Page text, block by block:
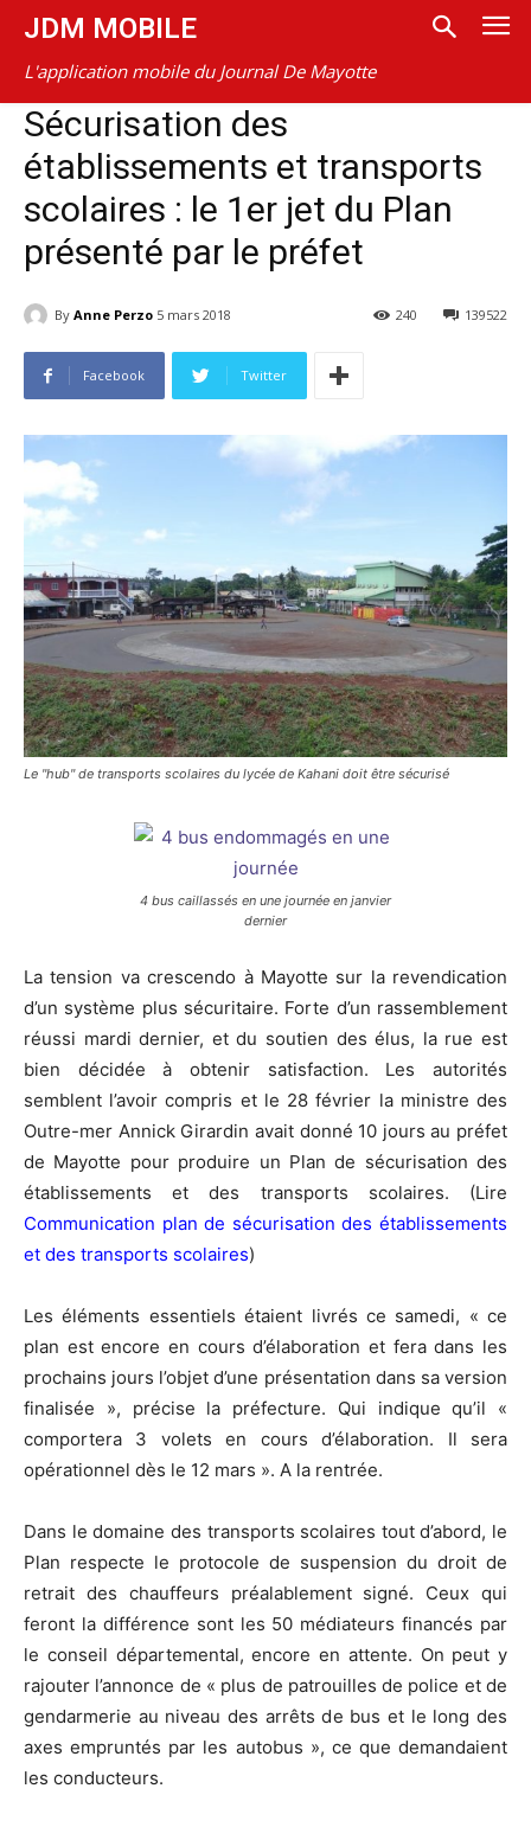
JDM MOBILE
L'application mobile du Journal De Mayotte
Sécurisation des
établissements et transports
scolaires : le 1er jet du Plan
présenté par le préfet
By Anne Perzo 5 mars 2018 139522
240
Facebook Twitter
Le "hub" de transports scolaires du lycée de Kahani doit être sécurisé
4 bus caillassés en une journée en janvier
dernier
La tension va crescendo à Mayotte sur la revendication
d’un système plus sécuritaire. Forte d’un rassemblement
réussi mardi dernier, et du soutien des élus, la rue est
bien décidée à obtenir satisfaction. Les autorités
semblent l’avoir compris et le 28 février la ministre des
Outre-mer Annick Girardin avait donné 10 jours au préfet
de Mayotte pour produire un Plan de sécurisation des
établissements et des transports scolaires. (Lire
Communication plan de sécurisation des établissements
et des transports scolaires)
Les éléments essentiels étaient livrés ce samedi, « ce
plan est encore en cours d’élaboration et fera dans les
prochains jours l’objet d’une présentation dans sa version
finalisée », précise la préfecture. Qui indique qu’il «
comportera 3 volets en cours d’élaboration. Il sera
opérationnel dès le 12 mars ». A la rentrée.
Dans le domaine des transports scolaires tout d’abord, le
Plan respecte le protocole de suspension du droit de
retrait des chauffeurs préalablement signé. Ceux qui
feront la différence sont les 50 médiateurs financés par
le conseil départemental, encore en attente. On peut y
rajouter l’annonce de « plus de patrouilles de police et de
gendarmerie au niveau des arrêts de bus et le long des
axes empruntés par les autobus », ce que demandaient
les conducteurs.